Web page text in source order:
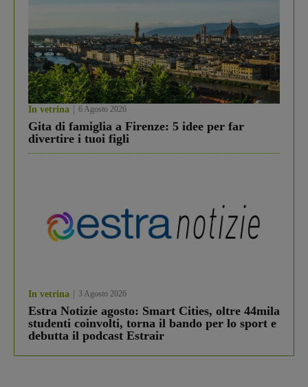
In vetrina 6 Agosto 2026
Gita di famiglia a Firenze: 5 idee per far
divertire i tuoi figli
In vetrina 3 Agosto 2026
Estra Notizie agosto: Smart Cities, oltre 44mila
studenti coinvolti, torna il bando per lo sport e
debutta il podcast Estrair